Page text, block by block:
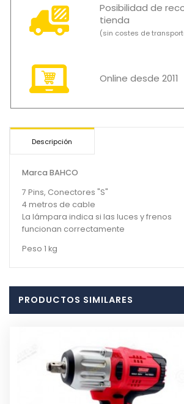
Posibilidad de
tienda
(sin costes de
Online desde 2011
Descripción
Marca BAHCO
7 Pins, Conectores "S"
4 metros de cable
La lámpara indica si las luces y frenos
funcionan correctamente
Peso 1 kg
PRODUCTOS SIMILARES